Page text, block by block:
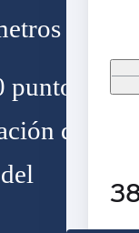
puntos de
de